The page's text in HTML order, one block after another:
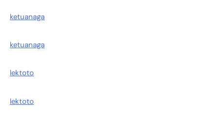
ketuanaga
ketuanaga
lektoto
lektoto